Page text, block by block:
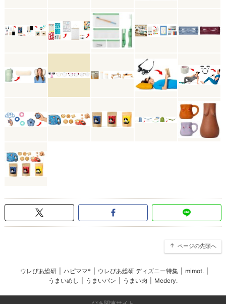
ページの先頭へ
ウレぴあ総研 ハピママ* ウレぴあ総研 ディズニー特集 mimot.
うまいめし
うまいパン うまい肉 Medery.